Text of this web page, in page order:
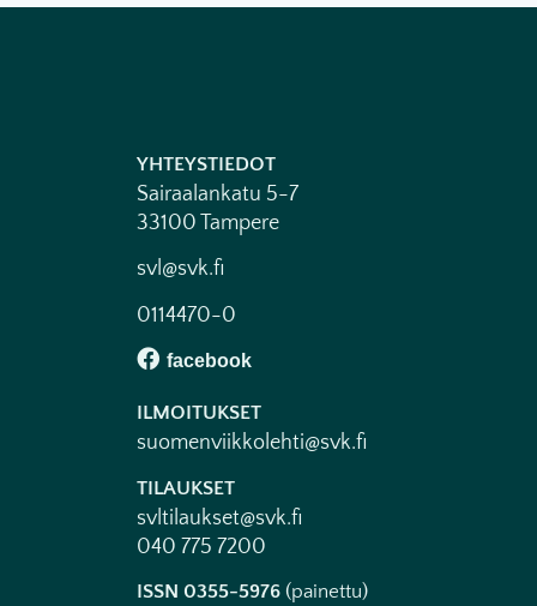
YHTEYSTIEDOT
Sairaalankatu 5-7
33100 Tampere
svl@svk.fi
0114470-0
ILMOITUKSET
suomenviikkolehti@svk.fi
TILAUKSET
svltilaukset@svk.fi
040 775 7200
ISSN 0355-5976 (painettu)